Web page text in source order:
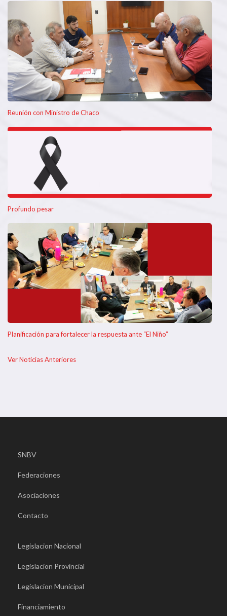
Reunión con Ministro de Chaco
Profundo pesar
Planificación para fortalecer la respuesta ante “El Niño”
Ver Noticias Anteriores
SNBV
Federaciones
Asociaciones
Contacto
Legislacion Nacional
Legislacion Provincial
Legislacion Municipal
Financiamiento